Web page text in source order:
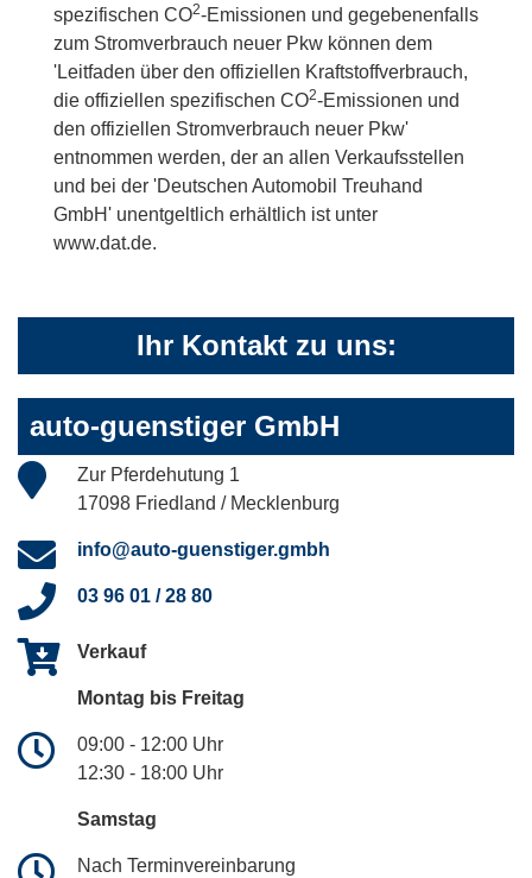
spezifischen CO2-Emissionen und gegebenenfalls
zum Stromverbrauch neuer Pkw können dem
'Leitfaden über den offiziellen Kraftstoffverbrauch,
die offiziellen spezifischen CO2-Emissionen und
den offiziellen Stromverbrauch neuer Pkw'
entnommen werden, der an allen Verkaufsstellen
und bei der 'Deutschen Automobil Treuhand
GmbH' unentgeltlich erhältlich ist unter
www.dat.de.
Ihr Kontakt zu uns:
auto-guenstiger GmbH
Zur Pferdehutung 1
17098 Friedland / Mecklenburg
info@auto-guenstiger.gmbh
03 96 01 / 28 80
Verkauf
Montag bis Freitag
09:00 - 12:00 Uhr
12:30 - 18:00 Uhr
Samstag
Nach Terminvereinbarung